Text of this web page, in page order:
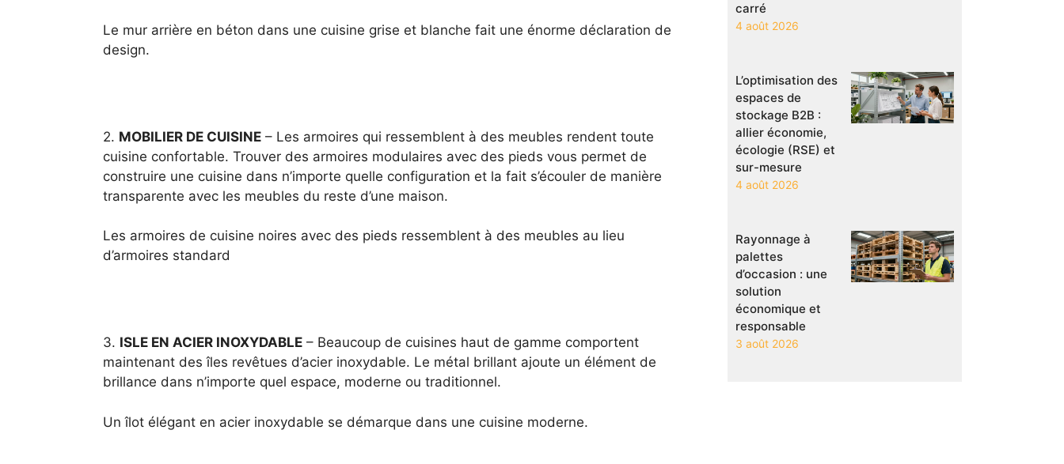
Le mur arrière en béton dans une cuisine grise et blanche fait une énorme déclaration de
design.
2. MOBILIER DE CUISINE– Les armoires qui ressemblent à des meubles rendent toute
cuisine confortable. Trouver des armoires modulaires avec des pieds vous permet de
construire une cuisine dans n’importe quelle configuration et la fait s’écouler de manière
transparente avec les meubles du reste d’une maison.
Les armoires de cuisine noires avec des pieds ressemblent à des meubles au lieu
d’armoires standard
3. ISLE EN ACIER INOXYDABLE– Beaucoup de cuisines haut de gamme comportent
maintenant des îles revêtues d’acier inoxydable. Le métal brillant ajoute un élément de
brillance dans n’importe quel espace, moderne ou traditionnel.
Un îlot élégant en acier inoxydable se démarque dans une cuisine moderne.
carré
4 août 2026
L’optimisation des
espaces de
stockage B2B :
allier économie,
écologie (RSE) et
sur-mesure
4 août 2026
Rayonnage à
palettes
d’occasion : une
solution
économique et
responsable
3 août 2026